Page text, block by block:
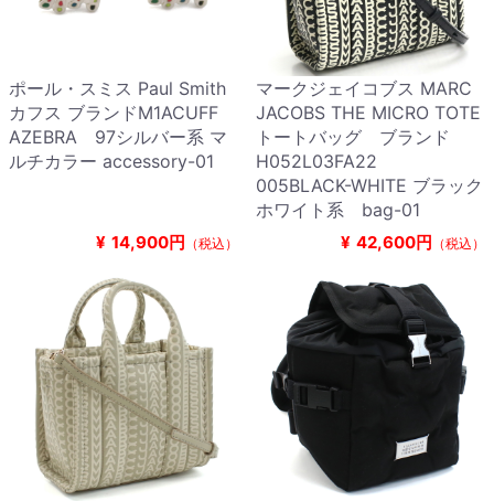
ポール・スミス Paul Smith
カフス ブランドM1ACUFF
AZEBRA 97シルバー系 マ
ルチカラー accessory-01
¥ 14,900円 （税込）
マークジェイコブス MARC
JACOBS THE MICRO TOTE
トートバッグ ブランド
H052L03FA22
005BLACK-WHITE ブラック
ホワイト系 bag-01
¥ 42,600円 （税込）